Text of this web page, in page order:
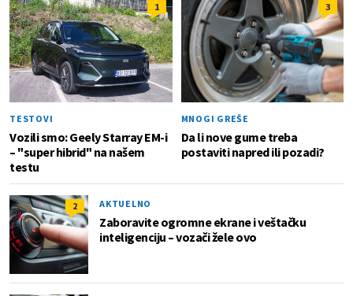
1
TESTOVI
Vozili smo: Geely Starray EM-i
– "super hibrid" na našem
testu
3
MNOGI GREŠE
Da li nove gume treba
postaviti napred ili pozadi?
2 AKTUELNO
Zaboravite ogromne ekrane i veštačku
inteligenciju – vozači žele ovo